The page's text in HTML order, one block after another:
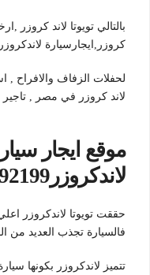
بالتالي تويوتا لاند كروزر
كروزر,ايجارسيارة
لاند كروزر في مصر , تاجير لاند
موقع ايجار
لاندكروزر01100092199
حققت تويوتا لاندكروزر
فالسيارة تجذب العديد من
تتميز لاندكروزر بكونها